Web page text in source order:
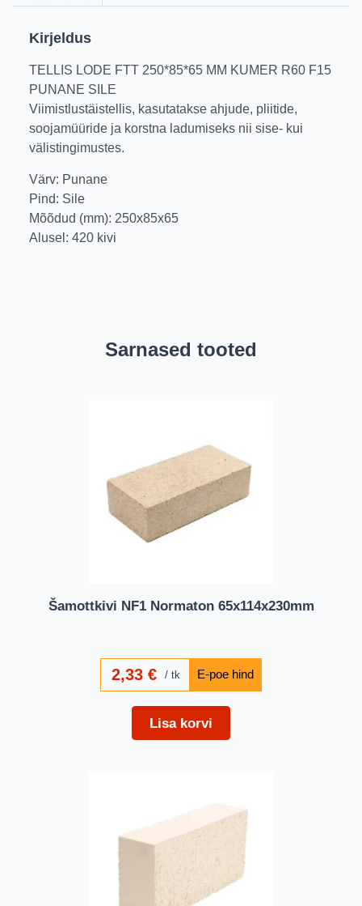
Kirjeldus
TELLIS LODE FTT 250*85*65 MM KUMER R60 F15
PUNANE SILE
Viimistlustäistellis, kasutatakse ahjude, pliitide,
soojamüüride ja korstna ladumiseks nii sise- kui
välistingimustes.
Värv: Punane
Pind: Sile
Mõõdud (mm): 250x85x65
Alusel: 420 kivi
Sarnased tooted
Šamottkivi NF1 Normaton 65x114x230mm
2,33€ tk
Lisa korvi